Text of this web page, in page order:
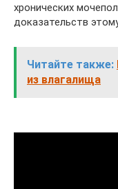
хронических
доказательств
Читайте также:
из влагалища